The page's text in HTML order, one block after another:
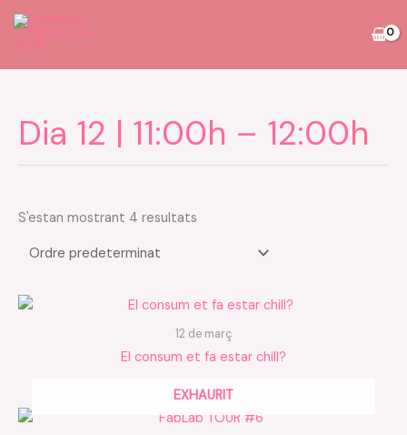
Vés
contingut
Dia 12 | 11:00h – 12:00h
S'estan mostrant 4 resultats
12 de març
El consum et fa estar chill?
EXHAURIT